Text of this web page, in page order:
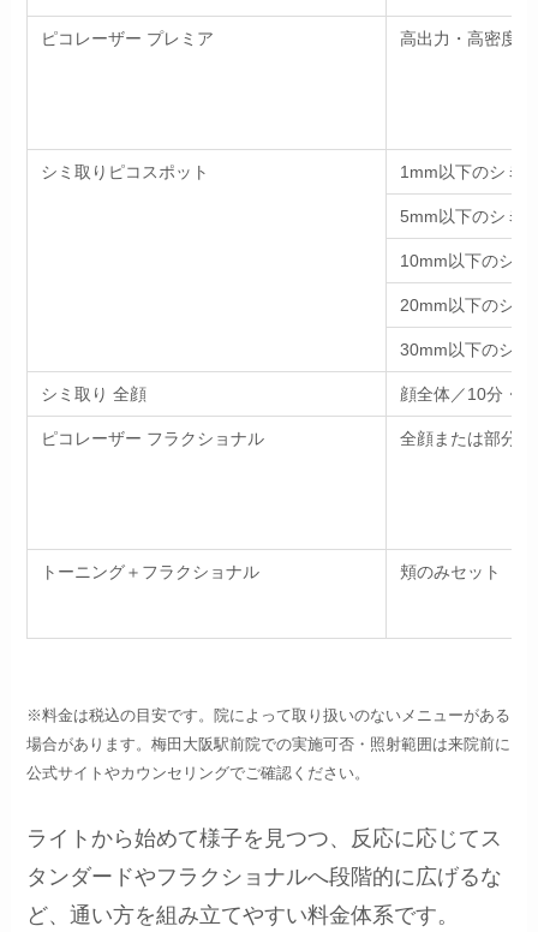
ピコレーザー プレミア 高出力・高密度
シミ取りピコスポット 1mm以下のシミ
5mm以下のシミ
10mm以下のシミ
20mm以下のシミ
30mm以下のシミ
シミ取り 全顔 顔全体／10分・
ピコレーザー フラクショナル 全顔または部分
トーニング＋フラクショナル 頬のみセット
※料金は税込の目安です。院によって取り扱いのないメニューがある
場合があります。梅田大阪駅前院での実施可否・照射範囲は来院前に
公式サイトやカウンセリングでご確認ください。
ライトから始めて様子を見つつ、反応に応じてス
タンダードやフラクショナルへ段階的に広げるな
ど、通い方を組み立てやすい料金体系です。